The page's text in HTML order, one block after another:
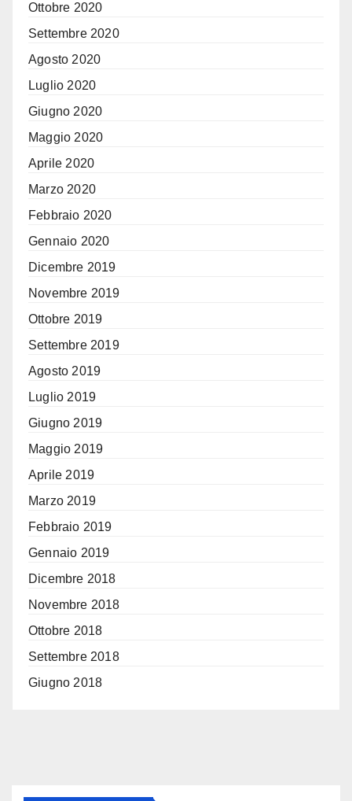
Ottobre 2020
Settembre 2020
Agosto 2020
Luglio 2020
Giugno 2020
Maggio 2020
Aprile 2020
Marzo 2020
Febbraio 2020
Gennaio 2020
Dicembre 2019
Novembre 2019
Ottobre 2019
Settembre 2019
Agosto 2019
Luglio 2019
Giugno 2019
Maggio 2019
Aprile 2019
Marzo 2019
Febbraio 2019
Gennaio 2019
Dicembre 2018
Novembre 2018
Ottobre 2018
Settembre 2018
Giugno 2018